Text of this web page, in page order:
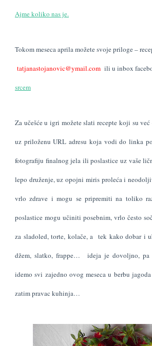
Ajme koliko nas je.
Tokom meseca aprila možete svoje priloge –
tatjanastojanovic@ymail.com ili u inbox
srcem
Za učešće u igri možete slati recepte koji su
uz priloženu URL adresu koja vodi do linka
fotografiju finalnog jela ili poslastice uz vaše
lepo druženje, uz opojni miris proleća i
vrlo zdrave i mogu se pripremiti na toliko
poslastice mogu učiniti posebnim, vrlo često
za sladoled, torte, kolače, a tek kako dobar i
džem, slatko, frappe… ideja je dovoljno, pa
idemo svi zajedno ovog meseca u berbu
zatim pravac kuhinja…